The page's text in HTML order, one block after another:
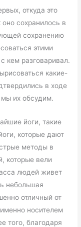
откуда это
сохранилось в
сохранению
этими
кем разговаривал.
какие-
в ходе
их обсудим.
йоги, такие
которые дают
методы в
которые вели
людей живет
небольшая
отличный от
носителем
того, благодаря